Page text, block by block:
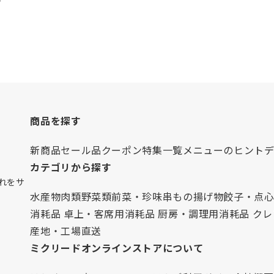
をサ
商品を探す
新商品セール品クーポン特集一覧メニューのヒント
カテゴリから探す
水産物肉類野菜類前菜・珍味串もの揚げ物餃子・点心
消耗品 卓上・客席用消耗品 厨房・調理用消耗品 ク
産地・工場直送
ミクリードオンラインストアについて